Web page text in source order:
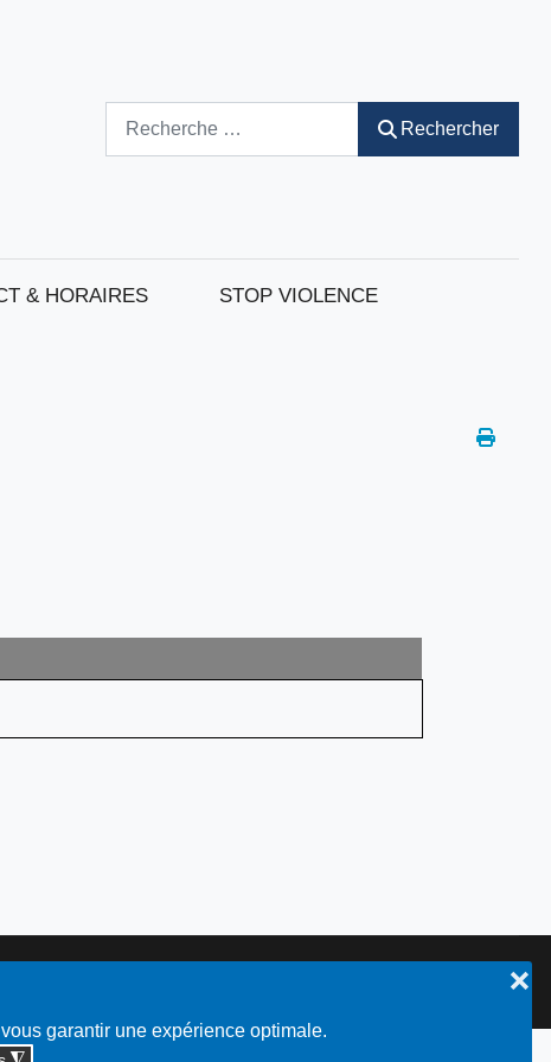
garantir une expérience optimale.
❌
Rechercher
& HORAIRES STOP VIOLENCE